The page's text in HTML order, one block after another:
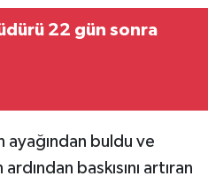
22 gün sonra
ayağından buldu ve
baskısını artıran